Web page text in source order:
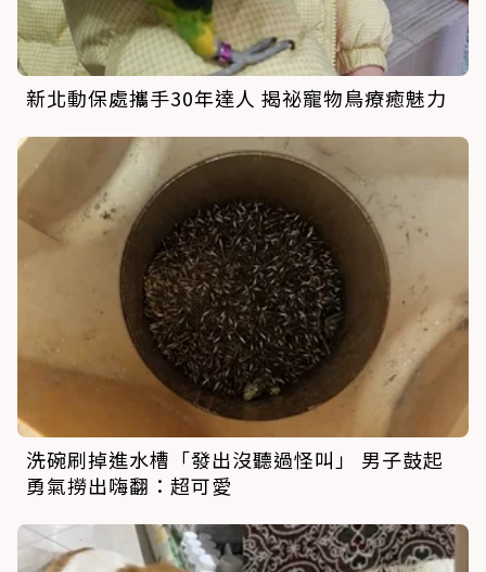
新北動保處攜手30年達人 揭祕寵物鳥療癒魅力
洗碗刷掉進水槽「發出沒聽過怪叫」 男子鼓起
勇氣撈出嗨翻：超可愛